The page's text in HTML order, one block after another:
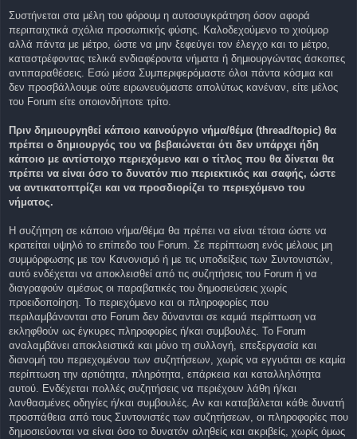
Συστήνεται στα μέλη του φόρουμ η αυτοσυγκράτηση όσον αφορά
περιπαιχτικά σχόλια προσωπικής φύσης. Καλοδεχούμενο το χιούμορ
αλλά πάντα με μέτρο, ώστε να μην ξεφεύγει τον έλεγχο και το μέτρο,
καταστρέφοντας τελικά ενδιαφέροντα νήματα ή δημιουργώντας άσκοπες
αντιπαραθέσεις. Εσώ μέσα Συμπεριφερόμαστε όλοι πάντα κόσμια και
δεν προσβάλλουμε ούτε ειρωνευόμαστε απολύτως κανέναν, είτε μέλος
του Forum είτε οποιονδήποτε τρίτο.
Πριν δημιουργηθεί κάποιο καινούργιο νήμα/θέμα (thread/topic) θα
πρέπει ο δημιουργός του να βεβαιώνεται ότι δεν υπάρχει ήδη
κάποιο με αντίστοιχο περιεχόμενο και ο τίτλος που θα δίνεται θα
πρέπει να είναι όσο το δυνατόν πιο περιεκτικός και σαφής, ώστε
να αντικατοπτρίζει και να προσδιορίζει το περιεχόμενο του
νήματος.
Η συζήτηση σε κάποιο νήμα/θέμα θα πρέπει να είναι τέτοια ώστε να
κρατείται υψηλό το επίπεδο του Forum. Σε περίπτωση ενός μέλους μη
συμμόρφωσης με τον Κανονισμό ή με τις υποδείξεις των Συντονιστών,
αυτό ενδέχεται να αποκλεισθεί από τις συζητήσεις του Forum ή να
διαγραφούν αμέσως οι παραβατικές του δημοσιεύσεις χωρίς
προειδοποίηση. Το περιεχόμενο και οι πληροφορίες που
περιλαμβάνονται στο Forum δεν δύνανται σε καμιά περίπτωση να
εκληφθούν ως έγκυρες πληροφορίες ή/και συμβουλές. Το Forum
αναλαμβάνει αποκλειστικά και μόνο τη συλλογή, επεξεργασία και
διανομή του περιεχομένου των συζητήσεων, χωρίς να εγγυάται σε καμία
περίπτωση την αρτιότητα, πληρότητα, επάρκεια και καταλληλότητα
αυτού. Ενδέχεται πολλές συζητήσεις να περιέχουν λάθη ή/και
λανθασμένες οδηγίες ή/και συμβουλές. Αν και καταβάλεται κάθε δυνατή
προσπάθεια από τους Συντονιστές των συζητήσεων, οι πληροφορίες που
δημοσιεύονται να είναι όσο το δυνατόν αληθείς και ακριβείς, χωρίς όμως